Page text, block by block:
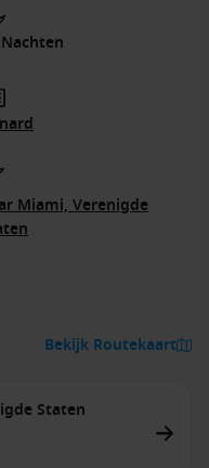
Miami, Verenigde
Bekijk Routekaart
Staten